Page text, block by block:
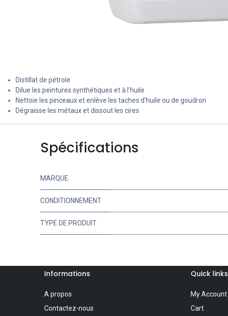
Distillat de pétrole
Dilue les peintures synthétiques et à l'huile
Nettoie les pinceaux et enlève les taches d'huile ou de goudron
Dégraisse les métaux et dissout les cires
Spécifications
MARQUE
CONDITIONNEMENT
TYPE DE PRODUIT
Informations
A propos
Contactez-nous
Quick links
My Account
Cart